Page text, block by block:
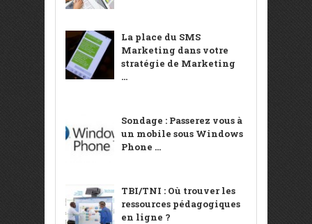
La place du SMS
Marketing dans votre
stratégie de Marketing
...
Sondage : Passerez vous à
un mobile sous Windows
Phone ...
TBI/TNI : Où trouver les
ressources pédagogiques
en ligne ?